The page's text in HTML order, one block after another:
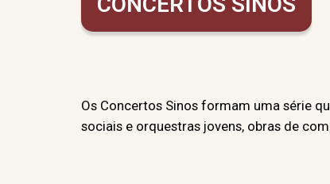
Os Concertos Sinos formam uma série
sociais e orquestras jovens, obras de